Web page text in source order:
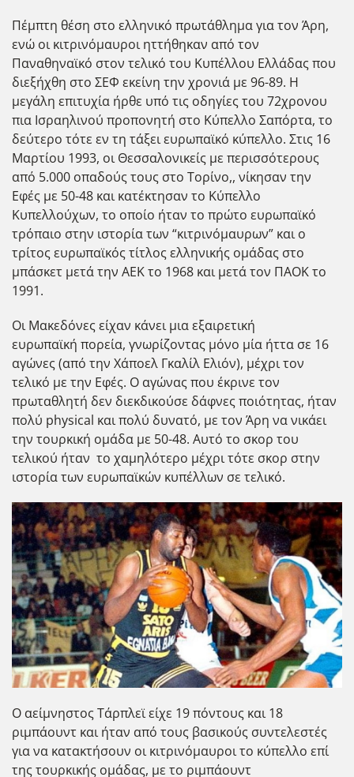
Πέμπτη θέση στο ελληνικό πρωτάθλημα για τον Άρη,
ενώ οι κιτρινόμαυροι ηττήθηκαν από τον
Παναθηναϊκό στον τελικό του Κυπέλλου Ελλάδας που
διεξήχθη στο ΣΕΦ εκείνη την χρονιά με 96-89. Η
μεγάλη επιτυχία ήρθε υπό τις οδηγίες του 72χρονου
πια Ισραηλινού προπονητή στο Κύπελλο Σαπόρτα, το
δεύτερο τότε εν τη τάξει ευρωπαϊκό κύπελλο. Στις 16
Μαρτίου 1993, οι Θεσσαλονικείς με περισσότερους
από 5.000 οπαδούς τους στο Τορίνο,, νίκησαν την
Εφές με 50-48 και κατέκτησαν το Κύπελλο
Κυπελλούχων, το οποίο ήταν το πρώτο ευρωπαϊκό
τρόπαιο στην ιστορία των “κιτρινόμαυρων” και ο
τρίτος ευρωπαϊκός τίτλος ελληνικής ομάδας στο
μπάσκετ μετά την ΑΕΚ το 1968 και μετά τον ΠΑΟΚ το
1991.
Οι Μακεδόνες είχαν κάνει μια εξαιρετική
ευρωπαϊκή πορεία, γνωρίζοντας μόνο μία ήττα σε 16
αγώνες (από την Χάποελ Γκαλίλ Ελιόν), μέχρι τον
τελικό με την Εφές. Ο αγώνας που έκρινε τον
πρωταθλητή δεν διεκδικούσε δάφνες ποιότητας, ήταν
πολύ physical και πολύ δυνατό, με τον Άρη να νικάει
την τουρκική ομάδα με 50-48. Αυτό το σκορ του
τελικού ήταν το χαμηλότερο μέχρι τότε σκορ στην
ιστορία των ευρωπαϊκών κυπέλλων σε τελικό.
Ο αείμνηστος Τάρπλεϊ είχε 19 πόντους και 18
ριμπάουντ και ήταν από τους βασικούς συντελεστές
για να κατακτήσουν οι κιτρινόμαυροι το κύπελλο επί
της τουρκικής ομάδας, με το ριμπάουντ